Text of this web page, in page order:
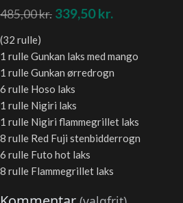
485,00kr. 339,50kr.
(32 rulle)
1 rulle Gunkan laks med mango
1 rulle Gunkan ørredrogn
6 rulle Hoso laks
1 rulle Nigiri laks
1 rulle Nigiri flammegrillet laks
8 rulle Red Fuji stenbidderrogn
6 rulle Futo hot laks
8 rulle Flammegrillet laks